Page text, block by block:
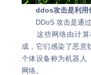
ddos攻击是利用
DDoS 攻击是通过
这些网络由计算
成，它们感染了恶意
个体设备称为机器人
网络。